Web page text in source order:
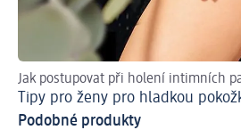
Jak postupovat při holení intimních
Tipy pro ženy pro hladkou
Podobné produkty